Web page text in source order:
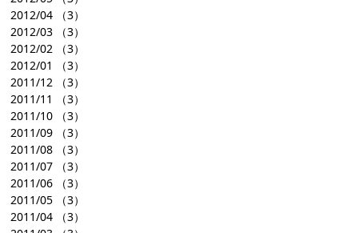
2012/04 （3）
2012/03 （3）
2012/02 （3）
2012/01
（3）
2011/12 （3）
2011/11
（3）
2011/10 （3）
2011/09 （3）
2011/08 （3）
2011/07 （3）
2011/06 （3）
2011/05 （3）
2011/04 （3）